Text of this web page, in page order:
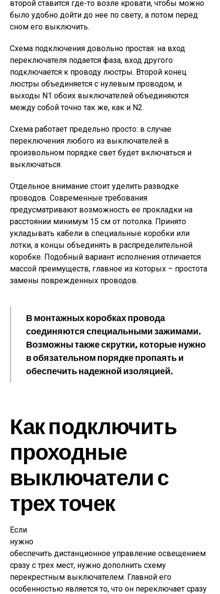
второй ставится где-то возле кровати, чтобы можно
было удобно дойти до нее по свету, а потом перед
сном его выключить.
Схема подключения довольно простая: на вход
переключателя подается фаза, вход другого
подключается к проводу люстры. Второй конец
люстры объединяется с нулевым проводом, и
выходы N1 обоих выключателей объединяются
между собой точно так же, как и N2.
Схема работает предельно просто: в случае
переключения любого из выключателей в
произвольном порядке свет будет включаться и
выключаться.
Отдельное внимание стоит уделить разводке
проводов. Современные требования
предусматривают возможность ее прокладки на
расстоянии минимум 15 см от потолка. Принято
укладывать кабели в специальные коробки или
лотки, а концы объединять в распределительной
коробке. Подобный вариант исполнения отличается
массой преимуществ, главное из которых – простота
замены поврежденных проводов.
В монтажных коробках провода
соединяются специальными зажимами.
Возможны также скрутки, которые нужно
в обязательном порядке пропаять и
обеспечить надежной изоляцией.
Как подключить
проходные
выключатели с
трех точек
Если
нужно
обеспечить дистанционное управление освещением
сразу с трех мест, нужно дополнить схему
перекрестным выключателем. Главной его
особенностью является то, что он переключает сразу